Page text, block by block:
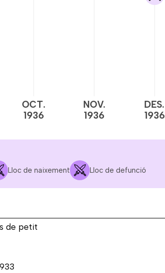
OCT.
1936
NOV.
1936
DES.
1936
Lloc de naixement Lloc de defunció
de petit